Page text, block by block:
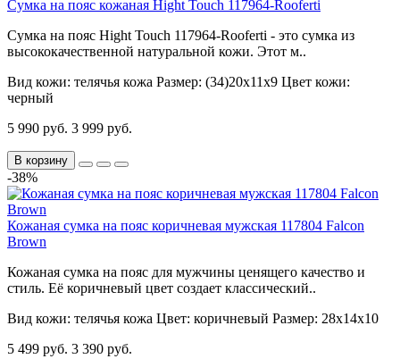
Сумка на пояс кожаная Hight Touch 117964-Rooferti
Сумка на пояс Hight Touch 117964-Rooferti - это сумка из
высококачественной натуральной кожи. Этот м..
Вид кожи: телячья кожа Размер: (34)20х11х9 Цвет кожи:
черный
5 990 руб. 3 999 руб.
В корзину
-38%
Кожаная сумка на пояс коричневая мужская 117804 Falcon
Brown
Кожаная сумка на пояс для мужчины ценящего качество и
стиль. Её коричневый цвет создает классический..
Вид кожи: телячья кожа Цвет: коричневый Размер: 28х14х10
5 499 руб. 3 390 руб.